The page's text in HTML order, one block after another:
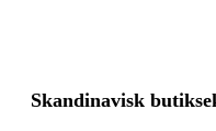
Skandinavisk